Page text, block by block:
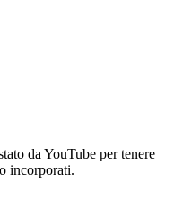
da YouTube per tenere
incorporati.